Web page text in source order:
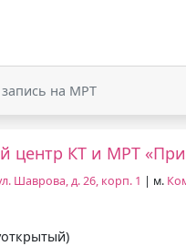
на МРТ
центр КТ и МРТ
Шаврова, д. 26, корп. 1 | м.